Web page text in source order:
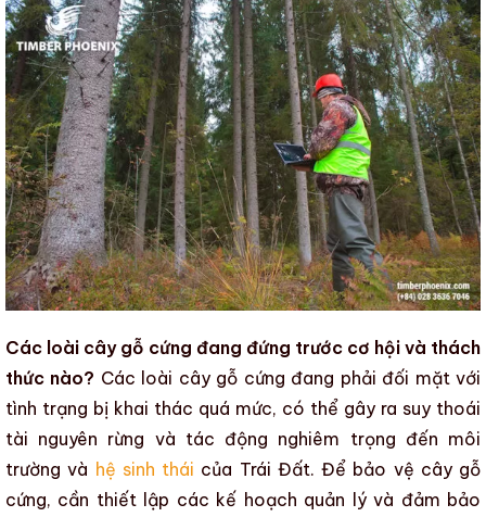
Các loài cây gỗ cứng đang đứng trước cơ hội và thách
thức nào? Các loài cây gỗ cứng đang phải đối mặt với
tình trạng bị khai thác quá mức, có thể gây ra suy thoái
tài nguyên rừng và tác động nghiêm trọng đến môi
trường và hệ sinh thái của Trái Đất. Để bảo vệ cây gỗ
cứng, cần thiết lập các kế hoạch quản lý và đảm bảo